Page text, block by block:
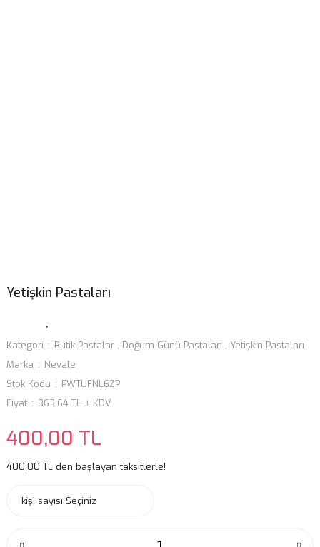
Yetişkin Pastaları
Kategori Butik Pastalar , Doğum Günü Pastaları , Yetişkin Pastaları
Marka
Nevale
Stok Kodu
PWTUFNL6ZP
Fiyat
363,64 TL + KDV
400,00 TL
400,00 TL den başlayan taksitlerle!